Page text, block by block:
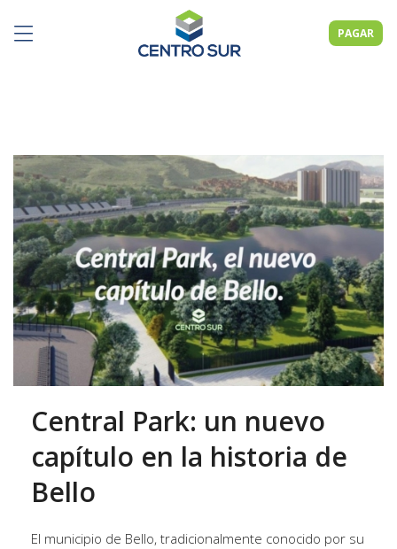
PAGAR
Central Park: un nuevo
capítulo en la historia de
Bello
El municipio de Bello, tradicionalmente conocido por su